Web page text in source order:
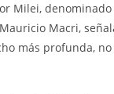
Milei,
Macri,
más profunda,